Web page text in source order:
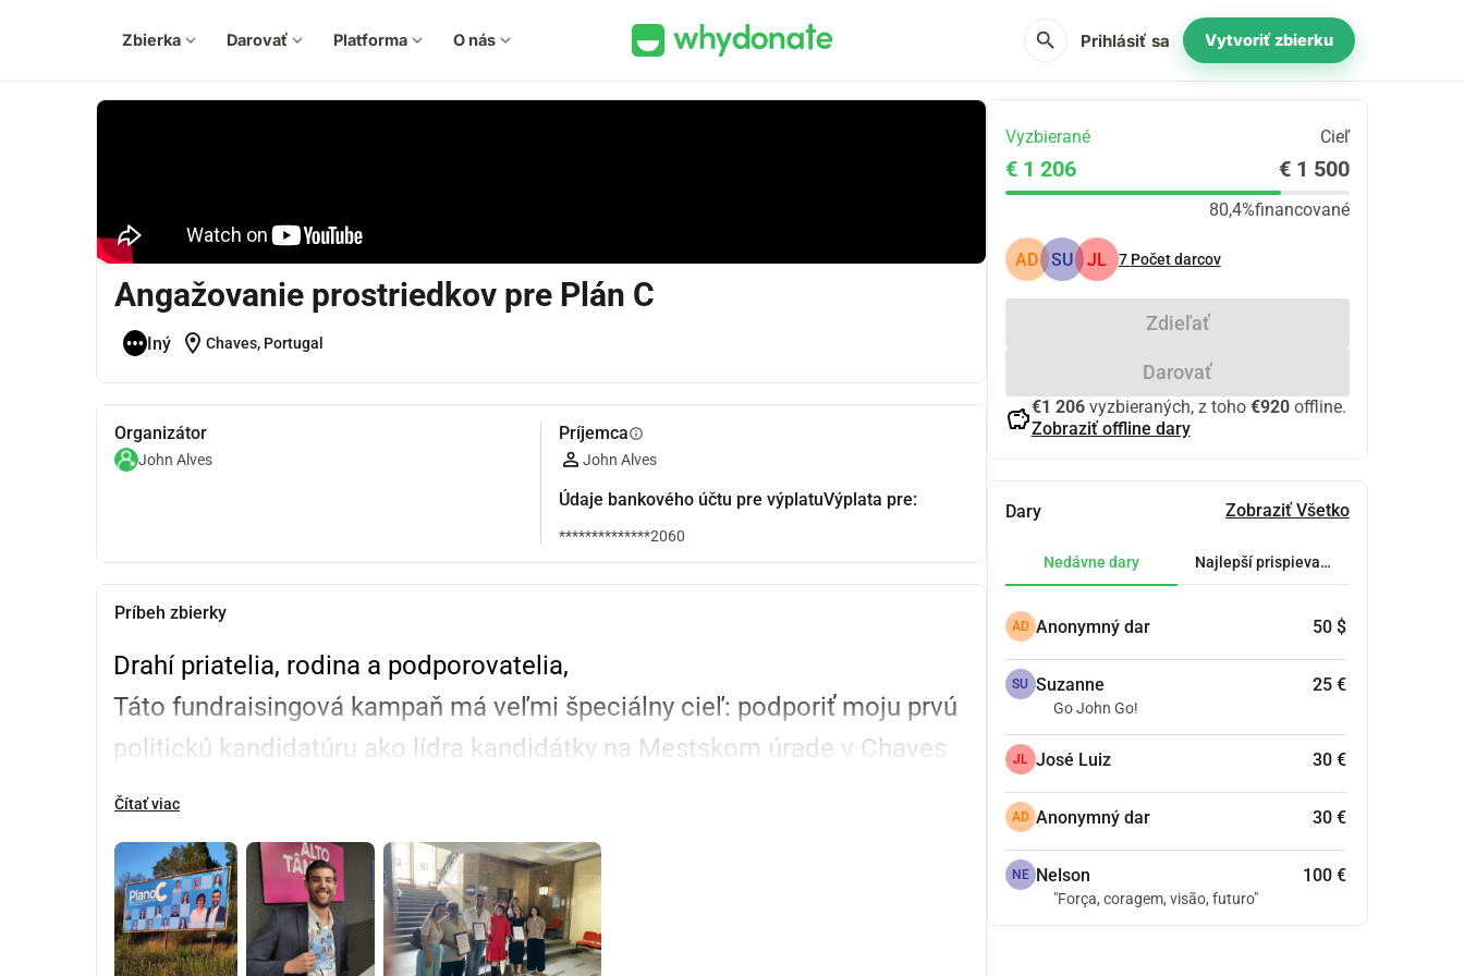
Zbierka expand_more Darovať expand_more Platforma expand_more O nás expand_more search Prihlásiť sa Vytvoriť zbierku
Angažovanie prostriedkov pre Plán C
Iný location_on Chaves, Portugal
Organizátor
John Alves
Príjemcainfo
John Alves
Údaje bankového účtu pre výplatuVýplata pre:
**************2060
Príbeh zbierky
Drahí priatelia, rodina a podporovatelia,
Táto fundraisingová kampaň má veľmi špeciálny cieľ: podporiť moju prvú
politickú kandidatúru ako lídra kandidátky na Mestskom úrade v Chaves
za Plán C: Hnutie občanov za Chaves
politika by mala byť etická, transparentná, inkluzívna a vykonávaná
ľudí. Nemáme stranícke stroje ani miliónové financovanie. Sme poháňaní
presvedčením, že Chaves potrebuje alternatívu nielen mladšiu, ale aj so
Čítať viac
Vyzbierané Cieľ
€ 1 206 € 1 500
80,4%financované
AD SU JL 7 Počet darcov
Zdieľať
Darovať
savings€1 206vyzbieraných, z toho €920offline.
Zobraziť offline dary
Dary Zobraziť Všetko
Nedávne dary Najlepší prispievatelia.
AD Anonymný dar 50 $
SU Suzanne 25 €
Go John Go!
JL José Luiz 30 €
AD Anonymný dar 30 €
NE Nelson 100 €
"Força, coragem, visão, futuro"